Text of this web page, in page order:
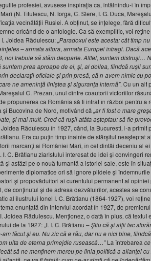
profesiei, avusese inspiraţia ca, întâlnindu-i în
(N. Titulescu, N. Iorga, C. Stere, I. G. Duca,
vecinătăţii Rusiei. A obţinut, se înţelege, fără
oricând de o antologie. Ca să exemplific, voi
Joldea Rădulescu:„Paradoxul este acesta: cât timp
– armata altora, armata Europei întregi. Dacă
noi trebuie să stăm deoparte. Altfel, suntem distruşi…
prea aproape de ei, şi, al doilea, fiindcă ruşii
declaraţii oficiale şi prin presă, că n-avem nimic cu
ne ameninţă liniştea şi siguranţa internă”. Cu un alt
C. Prezan, unul dintre coautorii victoriilor
propunerea ca România să fi intrat în război pentru a
Bucovina de Nord, motivând că „ar fi fost o mare
şi mai mult. Cred că ruşii atâta aşteptau: să fie
Rădulescu în 1927, când, la Bucuresti, l-a
Era cu puţin timp înainte de sfârşitul neaşteptat
marcanţi ai României Mari, în cel dintâi deceniu al
C. Brătianu ziaristului interesat de idei şi convingeri
şi astăzi pe o nouă turnantă a istoriei sale, este în
diplomatice ori să ignore pildele şi
şi propovăduitori ai curentului permanent al
de conţinutul şi de adresa dezvăluirilor, acestea se
al ilustrului Ionel I. C. Brătianu (1864-1927), voi
enunţată din interviul acordat în 1927, de
Joldea Rădulescu. Menţionez, o dată în plus, că textul
de la 1927: „I. I. C. Brătianu – Ştiu că şi alţii fac
făcut şi eu. Nu zic că e rău, dar nu e nici bine,
uita de eterna primejdie rusească…”La întrebarea
să ne menţinem mereu pe linia politică a alianţei